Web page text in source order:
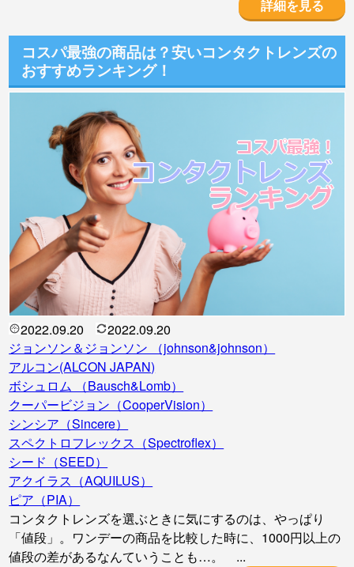
詳細を見る
コスパ最強の商品は？安いコンタクトレンズの
おすすめランキング！
2022.09.20
2022.09.20
ジョンソン＆ジョンソン （johnson&johnson）
アルコン(ALCON JAPAN)
ボシュロム （Bausch&Lomb）
クーパービジョン（CooperVision）
シンシア（Sincere）
スペクトロフレックス（Spectroflex）
シード（SEED）
アクイラス（AQUILUS）
ピア（PIA）
コンタクトレンズを選ぶときに気にするのは、やっぱり
「値段」。ワンデーの商品を比較した時に、1000円以上の
値段の差があるなんていうことも…。 ...